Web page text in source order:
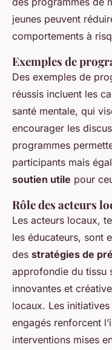
jeunes peuvent
comportements à
Exemples de
Des exemples de
réussis incluent les
santé mentale, qui
encourager les
programmes
participants mais
soutien utile pour
Rôle des acteurs
Les acteurs locaux,
les éducateurs, sont
des stratégies de
approfondie du tissu
innovantes et
locaux. Les
engagés renforcent
interventions mises